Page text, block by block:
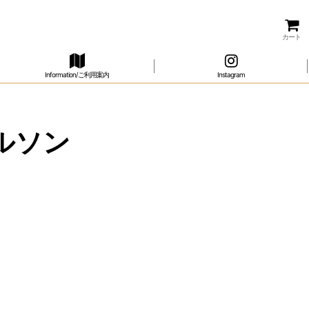
カート
Information/ご利用案内 Instagram
ソン